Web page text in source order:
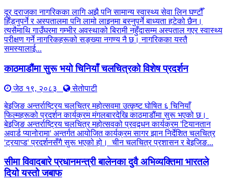
दूर दराजका नागरिकका लागि अझै पनि सामान्य स्वास्थ्य सेवा लिन घण्टौँ
हिँड्नुपर्ने र अस्पतालमा पनि लामो लाइनमा बस्नुपर्ने बाध्यता हटेको छैन।
त्यसैमाथि गाउँघरमा गम्भीर अवस्थाको बिरामी नहुँदासम्म अस्पताल गएर स्वास्थ्य
परीक्षण गर्ने नागरिकहरूको सङ्ख्या नगण्य नै छ। नागरिकका यस्तै
समस्यालाई...
काठमाडौंमा सुरू भयो चिनियाँ चलचित्रको विशेष प्रदर्शन
जेठ १९, २०८३
सेतोपाटी
बेइजिङ अन्तर्राष्ट्रिय चलचित्र महोत्सवमा उत्कृष्ट घोषित ६ चिनियाँ
फिल्महरूको प्रदर्शन कार्यक्रम मंगलबारदेखि काठमाडौंमा सुरू भएको छ।
बेइजिङ अन्तर्राष्ट्रिय चलचित्र महोत्सवको प्रवद्र्धन कार्यक्रम 'टियानतान
अवार्ड प्यानोरामा' अन्तर्गत आयोजित कार्यक्रम सागर झान निर्देशित चलचित्र
'ट्रयाप्ड' प्रदर्शनसँगै सुरू भएको हो। चीन चलचित्र प्रशासन र बेइजिङ...
सीमा विवादबारे प्रधानमन्त्री बालेनका दुवै अभिव्यक्तिमा भारतले
दियो यस्तो जबाफ